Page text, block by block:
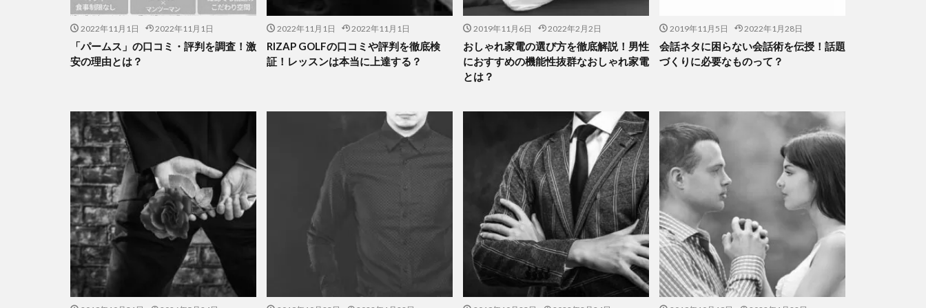
2022年11月1日 2022年11月1日
「パームス」の口コミ・評判を調査！激
安の理由とは？
2022年11月1日 2022年11月1日
RIZAP GOLFの口コミや評判を徹底検
証！レッスンは本当に上達する？
2019年11月6日 2022年2月2日
おしゃれ家電の選び方を徹底解説！男性
におすすめの機能性抜群なおしゃれ家電
とは？
2019年11月5日 2022年1月28日
会話ネタに困らない会話術を伝授！話題
づくりに必要なものって？